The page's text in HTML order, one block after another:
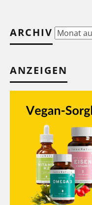
ARCHIV Archiv
ANZEIGEN